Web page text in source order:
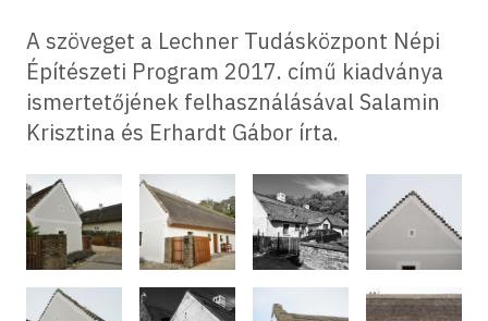
A szöveget a Lechner Tudásközpont Népi
Építészeti Program 2017. című kiadványa
ismertetőjének felhasználásával Salamin
Krisztina és Erhardt Gábor írta.